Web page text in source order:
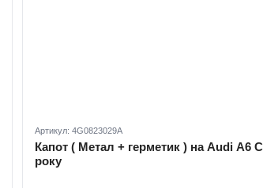
Артикул: 4G0823029A
Капот ( Метал + герметик ) на Audi A6
року